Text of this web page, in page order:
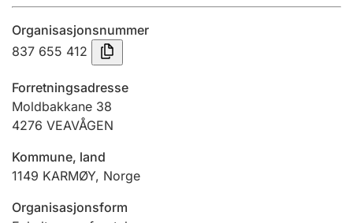
Innsending og forsinkelsesgebyr
Tinglysing
Jeger
Ektepaktveileder
Organisasjonsnummer
837 655 412
Forretningsadresse
Moldbakkane 38
4276 VEAVÅGEN
Kommune, land
1149 KARMØY, Norge
Organisasjonsform